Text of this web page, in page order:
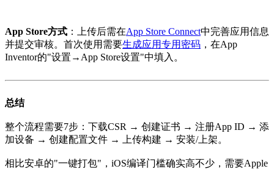
App Store方式 ：上传后需在App Store Connect中完善应用信息
并提交审核。首次使用需要生成应用专用密码 ，在App
Inventor的"设置→App Store设置"中填入。
总结
整个流程需要7步：下载CSR → 创建证书 → 注册App ID → 添
加设备 → 创建配置文件 → 上传构建 → 安装/上架。
相比安卓的"一键打包"，iOS编译门槛确实高不少，需要Apple